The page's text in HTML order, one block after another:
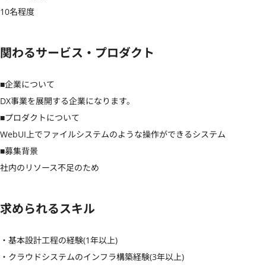
10名程度
関わるサービス・プロダクト
■企業について
DX事業を展開する企業になります。
■プロダクトについて
WebUI上でファイルシステムのような操作ができるシステム
■募集背景
社内のリソース不足のため
求められるスキル
・基本設計工程の経験(1年以上)
・クラウドシステムのインフラ構築経験(3年以上)